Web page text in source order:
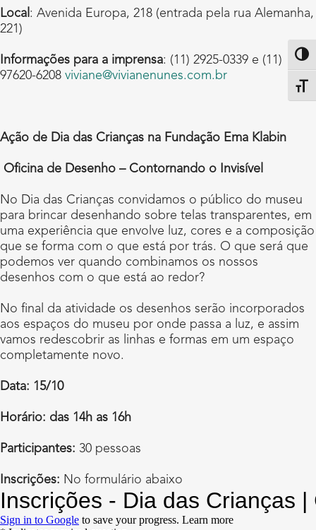
Local : Avenida Europa, 218 (entrada pela rua Alemanha,
221)
Informações para a imprensa: (11) 2925-0339 e (11)
97620-6208 viviane@vivianenunes.com.br
Ação de Dia das Crianças na Fundação Ema Klabin
Oficina de Desenho – Contornando o Invisível
No Dia das Crianças convidamos o público do museu
para brincar desenhando sobre telas transparentes, em
uma experiência que envolve luz, cores e a composição
que se forma com o que está por trás. O que será que
podemos ver quando combinamos os nossos
desenhos com o que está ao redor?
No final da atividade os desenhos serão incorporados
aos espaços do museu por onde passa a luz, e assim
vamos redescobrir as linhas e formas em um espaço
completamente novo.
Data: 15/10
Horário: das 14h as 16h
Participantes: 30 pessoas
Inscrições: No formulário abaixo